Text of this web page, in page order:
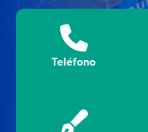
Teléfono